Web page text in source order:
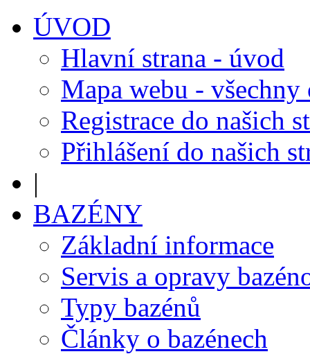
ÚVOD
Hlavní strana - úvod
Mapa webu - všechny
Registrace do našich
Přihlášení do našich
|
BAZÉNY
Základní informace
Servis a opravy
Typy bazénů
Články o bazénech